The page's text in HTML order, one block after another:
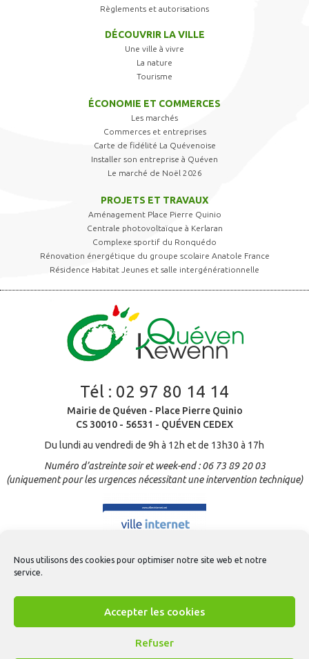
Nous utilisons des cookies pour optimiser notre site web et notre
service.
Accepter les cookies
Refuser
Règlements et autorisations
DÉCOUVRIR LA VILLE
Une ville à vivre
La nature
Tourisme
ÉCONOMIE ET COMMERCES
Les marchés
Commerces et entreprises
Carte de fidélité La Quévenoise
Installer son entreprise à Quéven
Le marché de Noël 2026
PROJETS ET TRAVAUX
Aménagement Place Pierre Quinio
Centrale photovoltaïque à Kerlaran
Complexe sportif du Ronquédo
Rénovation énergétique du groupe scolaire Anatole France
Résidence Habitat Jeunes et salle intergénérationnelle
Tél : 02 97 80 14 14
Mairie de Quéven - Place Pierre Quinio
CS 30010 - 56531 - QUÉVEN CEDEX
Du lundi au vendredi de 9h à 12h et de 13h30 à 17h
Numéro d’astreinte soir et week-end : 06 73 89 20 03
(uniquement pour les urgences nécessitant une intervention technique)